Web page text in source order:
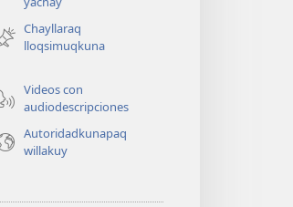
nuevaChayllaraq
lloqsimuqkuna
Videos con
audiodescripciones
Autoridadkunapaq
willakuy